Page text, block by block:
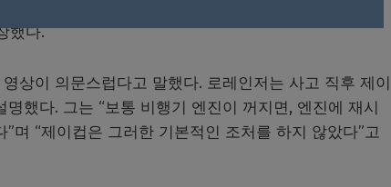
은 너무 작아 낙하산을 맨 채 탈 수 없다”며 “굳이 낙
했다.
상이 의문스럽다고 말했다. 로레인저는 사고 직후 제이
했다. 그는 “보통 비행기 엔진이 꺼지면, 엔진에 재시
며 “제이컵은 그러한 기본적인 조처를 하지 않았다”고